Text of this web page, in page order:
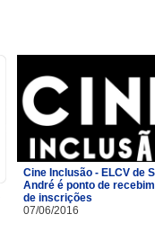
Cine Inclusão - ELCV de
André é ponto de
de inscrições
07/06/2016